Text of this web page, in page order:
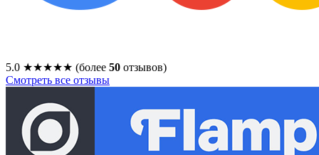
5.0 ★★★★★ (более 50 отзывов)
Смотреть все отзывы